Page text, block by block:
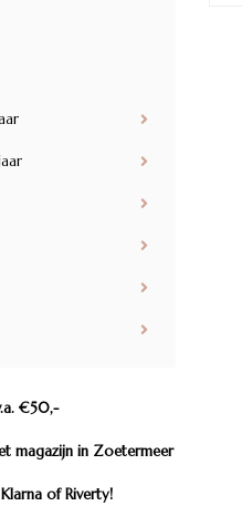
€50,-
magazijn in Zoetermeer
of Riverty!